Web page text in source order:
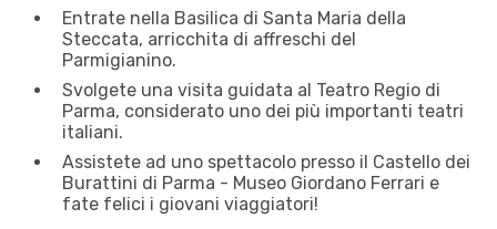
Entrate nella Basilica di Santa Maria della
Steccata, arricchita di affreschi del
Parmigianino.
Svolgete una visita guidata al Teatro Regio di
Parma, considerato uno dei più importanti teatri
italiani.
Assistete ad uno spettacolo presso il Castello dei
Burattini di Parma - Museo Giordano Ferrari e
fate felici i giovani viaggiatori!